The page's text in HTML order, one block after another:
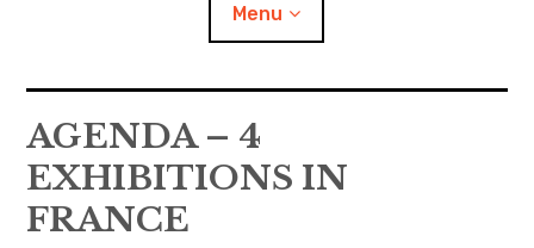
a
Menu
KEEP AN EYE ON
HAVE YOU MET
MEET US
AGENDA – 4
EXHIBITIONS IN
FRANCE